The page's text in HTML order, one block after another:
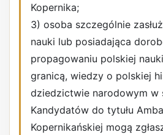
Kopernika;
3) osoba szczególnie
nauki lub posiadająca
propagowaniu polskiej
granicą, wiedzy o polskiej
dziedzictwie narodowym w
Kandydatów do tytułu
Kopernikańskiej mogą